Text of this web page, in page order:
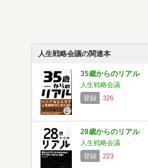
人生戦略会議の関連本
35歳からのリアル
人生戦略会議
登録
326
28歳からのリアル
人生戦略会議
登録
223